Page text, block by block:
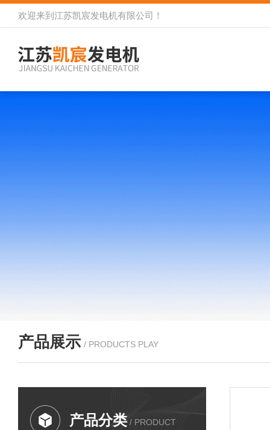
欢迎来到 江苏凯宸发电机有限公司 ！
产品展示 / PRODUCTS PLAY
产品分类 / PRODUCT